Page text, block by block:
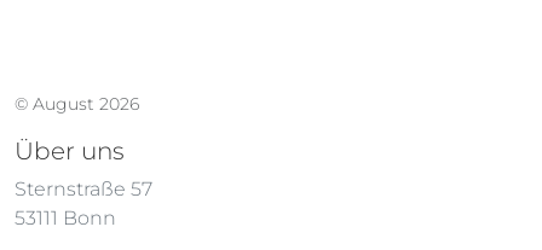
© August 2026
Über uns
Sternstraße 57
53111 Bonn